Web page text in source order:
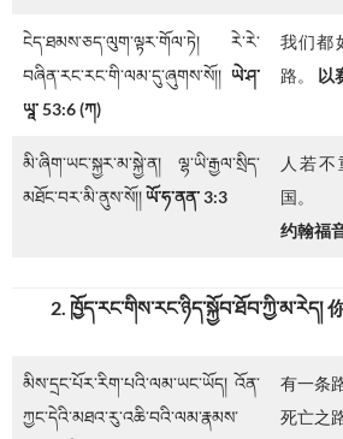
ངེད་ཐམས་ཅད་ལུག་ལྟར་གོལ་ཏེ། རེ་རེ་
བཞིན་རང་རང་གི་ལམ་དུ་ཞུགས་སོ།། ཡེ་ཤ་
ཡཱ་53:6 (ཀ)
我们都
路。 以
མི་ཞིག་ཡང་སྐྱར་མ་སྐྱེ་ན། ལྷ་ཡི་རྒྱལ་སྲིད་
མཐོང་བར་མི་ནུས་སོ།།ཡོ་ཧ་ནན་3:3
人若
国。
约翰福
2. ཁྱོད་རང་གིས་རང་ཉིད་སྐྱོབ་ཐོབ་ཀྱི་མ་རེད།
མིས་དྲང་པོར་རིག་པའི་ལམ་ཡང་ཡོད། འོན་
ཀྱང་དེའི་མཐའ་རུ་འཆི་བའི་ལམ་རྣམས་
有一条
死亡之路